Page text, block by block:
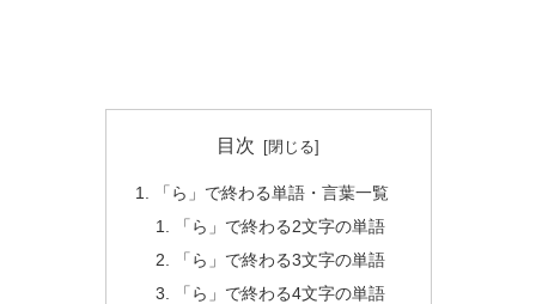
目次
「ら」で終わる単語・言葉一覧
「ら」で終わる2文字の単語
「ら」で終わる3文字の単語
「ら」で終わる4文字の単語